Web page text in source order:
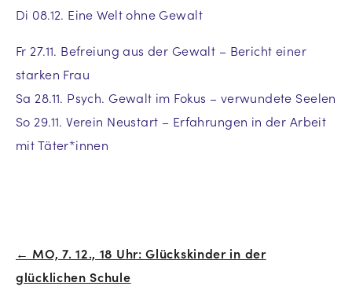
Di 08.12. Eine Welt ohne Gewalt
Fr 27.11. Befreiung aus der Gewalt – Bericht einer
starken Frau
Sa 28.11. Psych. Gewalt im Fokus – verwundete Seelen
So 29.11. Verein Neustart – Erfahrungen in der Arbeit
mit Täter*innen
Beitrags-
← MO, 7. 12., 18 Uhr: Glückskinder in der
glücklichen Schule